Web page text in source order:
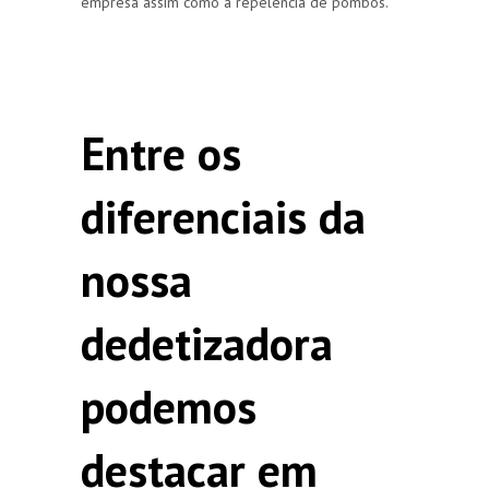
Entre os
diferenciais da
nossa
dedetizadora
podemos
destacar em